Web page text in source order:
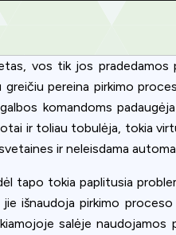
vos tik jos pradedamos
pereina pirkimo
komandoms
ir toliau tobulėja, tokia
ir neleisdama
tapo tokia paplitusia
išnaudoja pirkimo
salėje
improve your experience.
individually.
Accept